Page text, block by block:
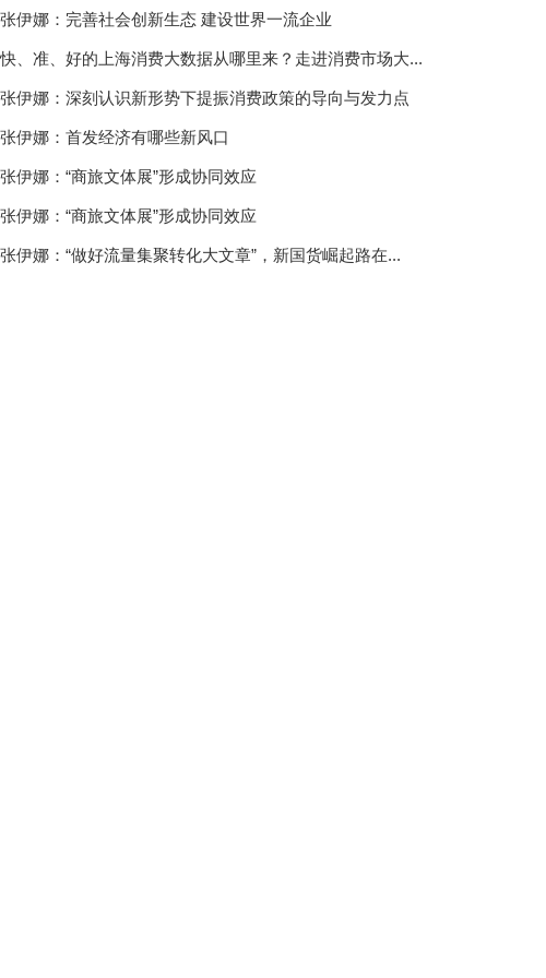
张伊娜：完善社会创新生态 建设世界一流企业
快、准、好的上海消费大数据从哪里来？走进消费市场大...
张伊娜：深刻认识新形势下提振消费政策的导向与发力点
张伊娜：首发经济有哪些新风口
张伊娜：“商旅文体展”形成协同效应
张伊娜：“商旅文体展”形成协同效应
张伊娜：“做好流量集聚转化大文章”，新国货崛起路在...